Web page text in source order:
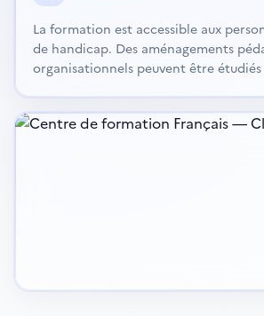
La formation est accessible aux
de handicap. Des aménagements
organisationnels peuvent être étudiés